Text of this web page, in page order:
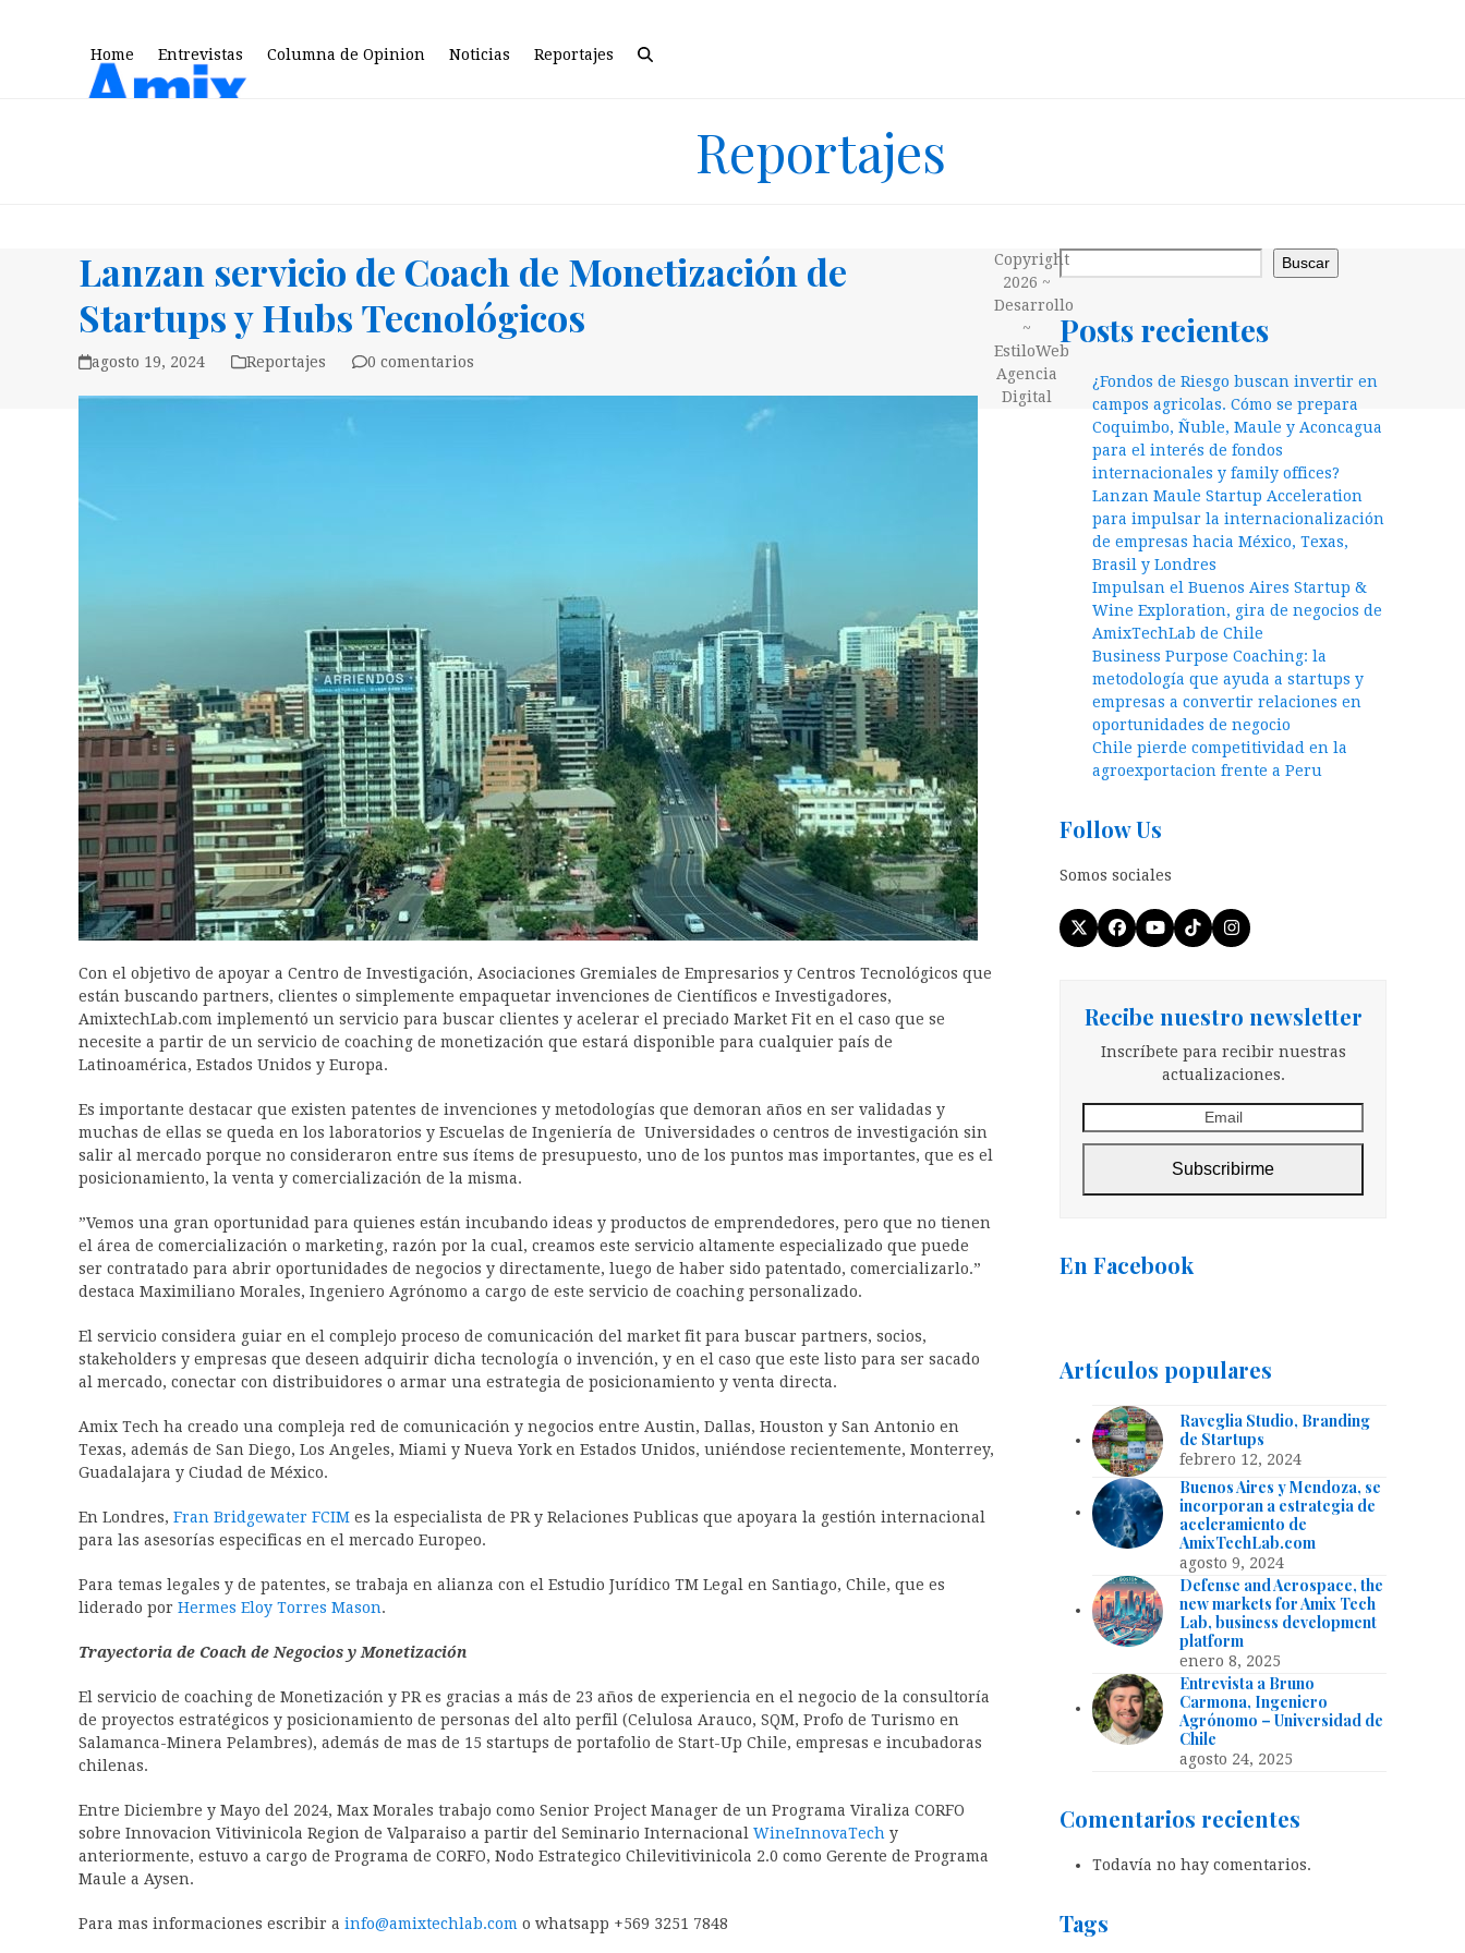
Home Entrevistas Columna de Opinion Noticias Reportajes
Reportajes
Lanzan servicio de Coach de Monetización de
Startups y Hubs Tecnológicos
agosto 19, 2024 Reportajes 0 comentarios
Con el objetivo de apoyar a Centro de Investigación, Asociaciones Gremiales de Empresarios y Centros Tecnológicos que
están buscando partners, clientes o simplemente empaquetar invenciones de Científicos e Investigadores,
AmixtechLab.com implementó un servicio para buscar clientes y acelerar el preciado Market Fit en el caso que se
necesite a partir de un servicio de coaching de monetización que estará disponible para cualquier país de
Latinoamérica, Estados Unidos y Europa.
‪Es importante destacar que existen patentes de invenciones y metodologías que demoran años en ser validadas y
muchas de ellas se queda en los laboratorios y Escuelas de Ingeniería de Universidades o centros de investigación sin
salir al mercado porque no consideraron entre sus ítems de presupuesto, uno de los puntos mas importantes, que es el
posicionamiento, la venta y comercialización de la misma.
‪”Vemos una gran oportunidad para quienes están incubando ideas y productos de emprendedores, pero que no tienen
el área de comercialización o marketing, razón por la cual, creamos este servicio altamente especializado que puede
ser contratado para abrir oportunidades de negocios y directamente, luego de haber sido patentado, comercializarlo.”
destaca Maximiliano Morales, Ingeniero Agrónomo a cargo de este servicio de coaching personalizado.
‪El servicio considera guiar en el complejo proceso de comunicación del market fit para buscar partners, socios,
stakeholders y empresas que deseen adquirir dicha tecnología o invención, y en el caso que este listo para ser sacado
al mercado, conectar con distribuidores o armar una estrategia de posicionamiento y venta directa.
‪Amix Tech ha creado una compleja red de comunicación y negocios entre Austin, Dallas, Houston y San Antonio en
Texas, además de San Diego, Los Angeles, Miami y Nueva York en Estados Unidos, uniéndose recientemente, Monterrey,
Guadalajara y Ciudad de México.
‪En Londres, Fran Bridgewater FCIM es la especialista de PR y Relaciones Publicas que apoyara la gestión internacional
para las asesorías especificas en el mercado Europeo.
‪Para temas legales y de patentes, se trabaja en alianza con el Estudio Jurídico TM Legal en Santiago, Chile, que es
liderado por Hermes Eloy Torres Mason.
Trayectoria de Coach de Negocios y Monetización
El servicio de coaching de Monetización y PR es gracias a más de 23 años de experiencia en el negocio de la consultoría
de proyectos estratégicos y posicionamiento de personas del alto perfil (Celulosa Arauco, SQM, Profo de Turismo en
Salamanca-Minera Pelambres), además de mas de 15 startups de portafolio de Start-Up Chile, empresas e incubadoras
chilenas.
Entre Diciembre y Mayo del 2024, Max Morales trabajo como Senior Project Manager de un Programa Viraliza CORFO
sobre Innovacion Vitivinicola Region de Valparaiso a partir del Seminario Internacional WineInnovaTech y
anteriormente, estuvo a cargo de Programa de CORFO, Nodo Estrategico Chilevitivinicola 2.0 como Gerente de Programa
Maule a Aysen.
Para mas informaciones escribir a info@amixtechlab.com o whatsapp +569 3251 7848
Buscar
Posts recientes
¿Fondos de Riesgo buscan invertir en
campos agricolas. Cómo se prepara
Coquimbo, Ñuble, Maule y Aconcagua
para el interés de fondos
internacionales y family offices?
Lanzan Maule Startup Acceleration
para impulsar la internacionalización
de empresas hacia México, Texas,
Brasil y Londres
Impulsan el Buenos Aires Startup &
Wine Exploration, gira de negocios de
AmixTechLab de Chile
Business Purpose Coaching: la
metodología que ayuda a startups y
empresas a convertir relaciones en
oportunidades de negocio
Chile pierde competitividad en la
agroexportacion frente a Peru
Follow Us
Somos sociales
Twitter
(deprecated)
Facebook
YouTube
TiktokInstagram
Recibe nuestro newsletter
Inscríbete para recibir nuestras
actualizaciones.
Subscribirme
En Facebook
Artículos populares
Raveglia Studio, Branding
de Startups
febrero 12, 2024
Buenos Aires y Mendoza, se
incorporan a estrategia de
aceleramiento de
AmixTechLab.com
agosto 9, 2024
Defense and Aerospace, the
new markets for Amix Tech
Lab, business development
platform
enero 8, 2025
Entrevista a Bruno
Carmona, Ingeniero
Agrónomo – Universidad de
Chile
agosto 24, 2025
Comentarios recientes
Todavía no hay comentarios.
Tags
Copyright
2026 ~
Desarrollo
~
EstiloWeb
Agencia
Digital